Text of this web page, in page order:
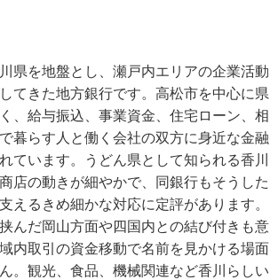
県を地盤とし、瀬戸内エリアの企業活動
てきた地方銀行です。高松市を中心に県
、給与振込、事業資金、住宅ローン、相
暮らす人と働く会社の双方に身近な金融
ています。うどん県として知られる香川
店の動きが細やかで、同銀行もそうした
えるきめ細かな対応に定評があります。
んだ岡山方面や四国内との結び付きも意
内取引の資金移動で名前を見かける場面
。観光、食品、機械関連など香川らしい